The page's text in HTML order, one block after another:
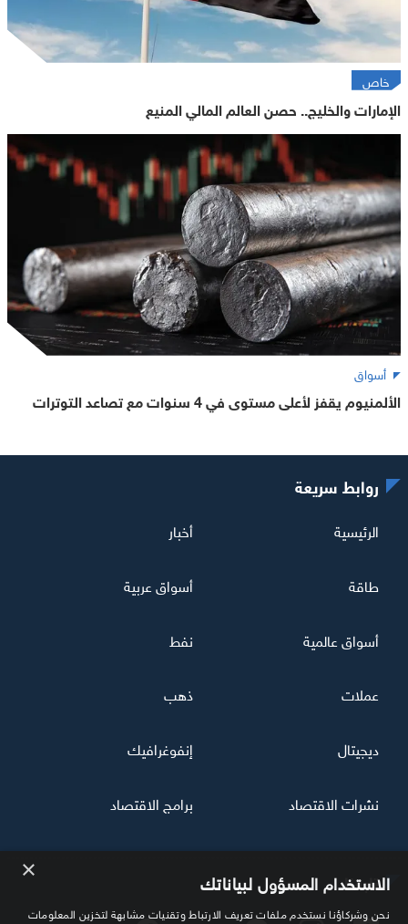
خاص
الإمارات والخليج.. حصن العالم المالي المنيع
أسواق
الألمنيوم يقفز لأعلى مستوى في 4 سنوات مع تصاعد التوترات
تابعنا
روابط سريعة
الرئيسية أخبار
طاقة أسواق عربية
أسواق عالمية نفط
عملات ذهب
ديجيتال إنفوغرافيك
نشرات الاقتصاد برامج الاقتصاد
× الاستخدام المسؤول لبياناتك
نحن وشركاؤنا نستخدم ملفات تعريف الارتباط وتقنيات مشابهة لتخزين المعلومات